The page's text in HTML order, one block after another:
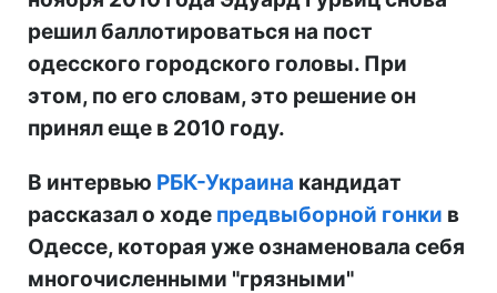
решил баллотироваться на пост
одесского городского головы. При
этом, по его словам, это решение он
принял еще в 2010 году.
В интервью РБК-Украина кандидат
рассказал о ходе предвыборной гонки в
Одессе, которая уже ознаменовала себя
многочисленными "грязными"